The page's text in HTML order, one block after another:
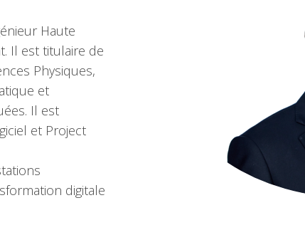
Haute
Il est titulaire de
Physiques,
et
Il est
et Project
digitale